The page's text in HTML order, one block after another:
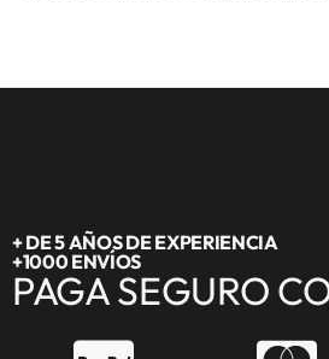
+ DE 5 AÑOS DE EXPERIENCIA
+1000 ENVÍOS
PAGA SEGURO